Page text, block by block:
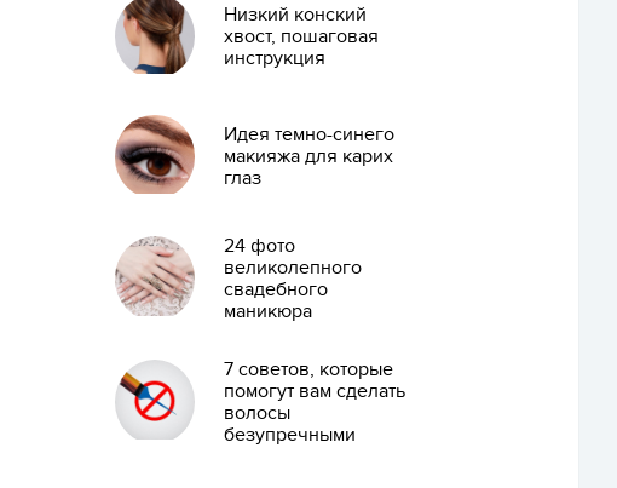
Низкий конский
хвост, пошаговая
инструкция
Идея темно-синего
макияжа для карих
глаз
24 фото
великолепного
свадебного
маникюра
7 советов, которые
помогут вам сделать
волосы
безупречными